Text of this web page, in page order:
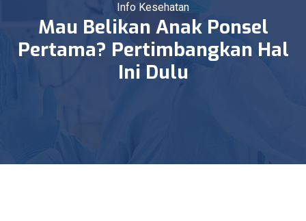
Info Kesehatan
Mau Belikan Anak Ponsel
Pertama? Pertimbangkan Hal
Ini Dulu